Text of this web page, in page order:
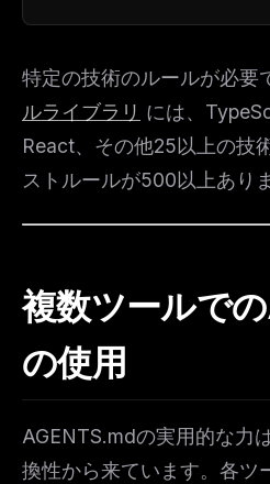
特定の技術のルールが必要
ルライブラリ には、
React、その他25以上の技
ストルールが500以上ありま
複数ツールで
の使用
AGENTS.mdの実用的な力
換性から来ています。各ツ